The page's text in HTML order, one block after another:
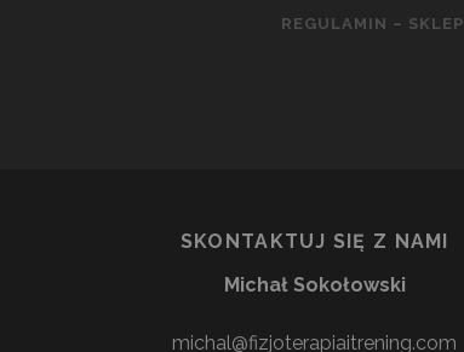
REGULAMIN – SKLEP
SKONTAKTUJ SIĘ Z NAMI
Michał Sokołowski
michal@fizjoterapiaitrening.com